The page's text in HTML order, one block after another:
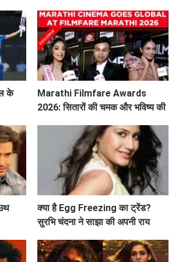
के
Marathi Filmfare Awards
2026: सितारों की चमक और भविष्य की
क्या है Egg Freezing का ट्रेंड?
सुरभि चंदना ने साझा की अपनी राय